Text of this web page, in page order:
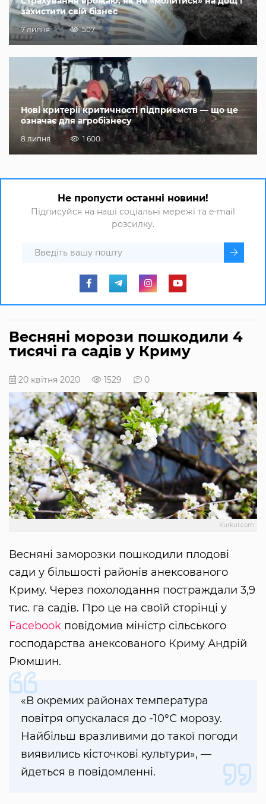
захистити свій бізнес
7 липня 507
Нові критерії критичності підприємств — що це
означає для агробізнесу
8 липня 1 600
Не пропусти останні новини!
Підписуйся на наші соціальні мережі та e-mail
розсилку.
Весняні морози пошкодили 4
тисячі га садів у Криму
20 квітня 2020 1529 0
Kurkul.com
Весняні заморозки пошкодили плодові
сади у більшості районів анексованого
Криму. Через похолодання постраждали 3,9
тис. га садів. Про це на своїй сторінці у
Facebook повідомив міністр сільського
господарства анексованого Криму Андрій
Рюмшин.
«В окремих районах температура
повітря опускалася до -10°С морозу.
Найбільш вразливими до такої погоди
виявились кісточкові культури», —
йдеться в повідомленні.